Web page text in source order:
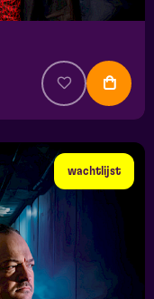
wachtlijst